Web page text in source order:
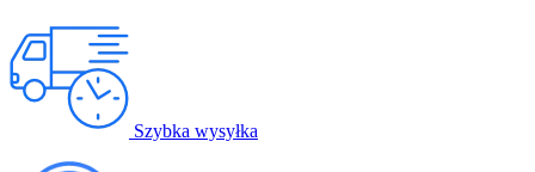
Szybka wysyłka